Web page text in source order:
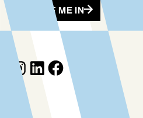
SCHRIJF ME IN